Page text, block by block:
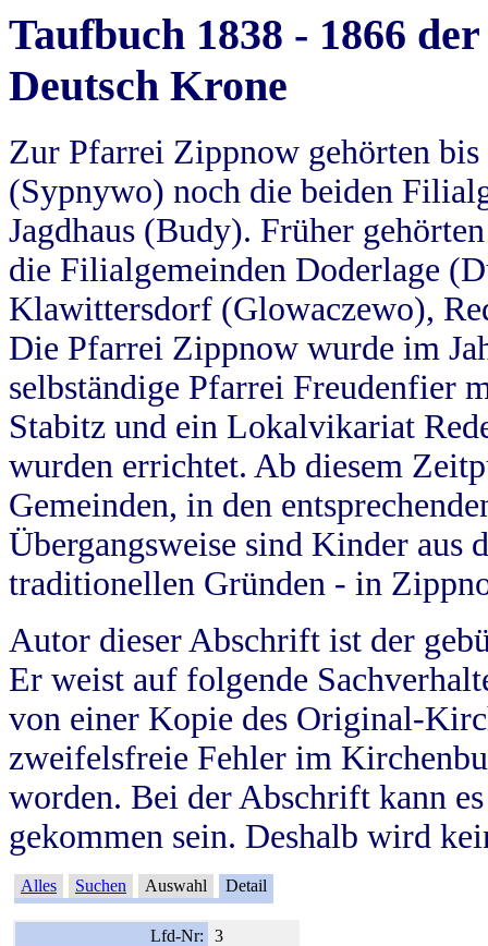
Taufbuch 1838 - 1866
Deutsch Krone
Zur Pfarrei Zippnow gehörten
(Sypnywo) noch die beiden
Jagdhaus (Budy). Früher
die Filialgemeinden Doderlage
Klawittersdorf (Glowaczewo),
Die Pfarrei Zippnow wurde im
selbständige Pfarrei Freudenfier
Stabitz und ein Lokalvikariat
wurden errichtet. Ab diesem
Gemeinden, in den
Übergangsweise sind Kinder aus
traditionellen Gründen - in
Autor dieser Abschrift ist der
Er weist auf folgende
von einer Kopie des Original-
zweifelsfreie Fehler im
worden. Bei der Abschrift kann
gekommen sein. Deshalb wird
Alles Suchen Auswahl Detail
Lfd-Nr:
3